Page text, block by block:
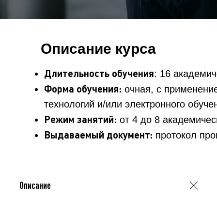
Описание курса
Длительность обучения: 16
Форма обучения: очная, с
технологий и/или электронного
Режим занятий: от 4 до 8
Выдаваемый документ: протокол
Описание